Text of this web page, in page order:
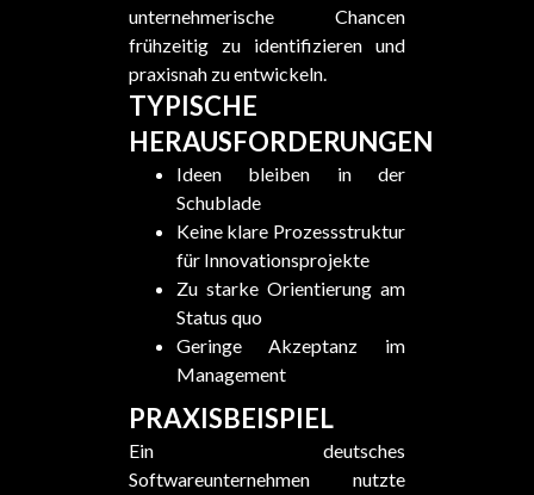
unternehmerische Chancen
frühzeitig zu identifizieren und
praxisnah zu entwickeln.
TYPISCHE
HERAUSFORDERUNGEN
Ideen bleiben in der
Schublade
Keine klare Prozessstruktur
für Innovationsprojekte
Zu starke Orientierung am
Status quo
Geringe Akzeptanz im
Management
PRAXISBEISPIEL
Ein deutsches
Softwareunternehmen nutzte